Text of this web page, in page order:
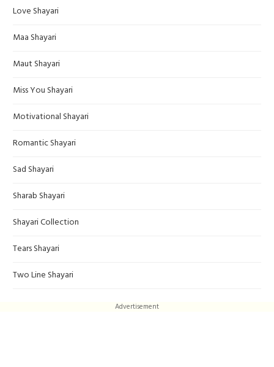
Love Shayari
Maa Shayari
Maut Shayari
Miss You Shayari
Motivational Shayari
Romantic Shayari
Sad Shayari
Sharab Shayari
Shayari Collection
Tears Shayari
Two Line Shayari
Advertisement